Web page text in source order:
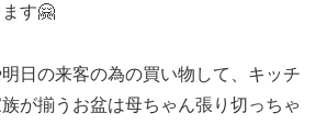
す🤗
日の来客の為の買い物して、キッチ
が揃うお盆は母ちゃん張り切っちゃ